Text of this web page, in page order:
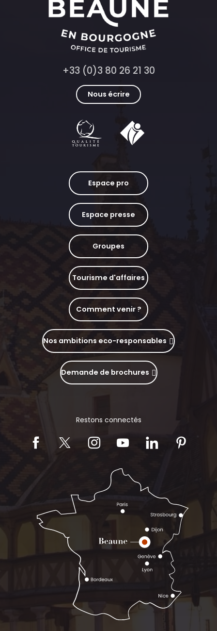
+33 (0)3 80 26 21 30
Nous écrire
Espace pro
Espace presse
Groupes
Tourisme d'affaires
Comment venir ?
Nos ambitions eco-responsables
Demande de brochures
Restons connectés